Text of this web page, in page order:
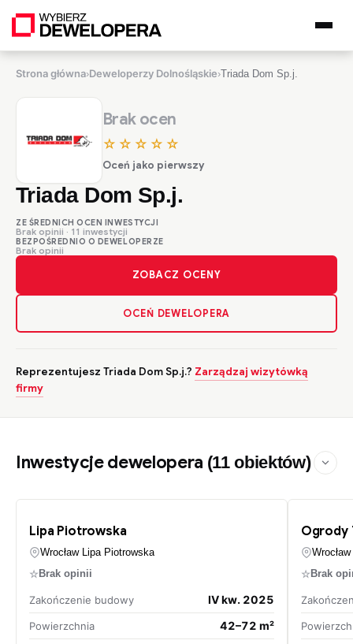
Strona główna›Deweloperzy Dolnośląskie›Triada Dom Sp.j.
Reprezentujesz Triada Dom Sp.j.? Zarządzaj wizytówką
firmy
Brak ocen
☆☆☆☆☆
Oceń jako pierwszy
Triada Dom Sp.j.
ZE ŚREDNICH OCEN INWESTYCJI
Brak opinii · 11 inwestycji
BEZPOŚREDNIO O DEWELOPERZE
Brak opinii
ZOBACZ OCENY
OCEŃ DEWELOPERA
Inwestycje dewelopera (11 obiektów)
Lipa Piotrowska
Wrocław Lipa Piotrowska
☆ Brak opinii
Zakończenie budowy IV kw. 2025
Powierzchnia 42–72 m²
Ogrody
☆ Brak